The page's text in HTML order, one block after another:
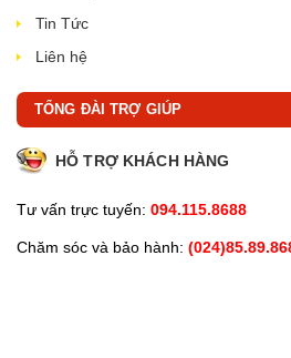
Tin Tức
Liên hệ
TỔNG ĐÀI TRỢ GIÚP
HỖ TRỢ KHÁCH HÀNG
Tư vấn trực tuyến: 094.115.8688
Chăm sóc và bảo hành: